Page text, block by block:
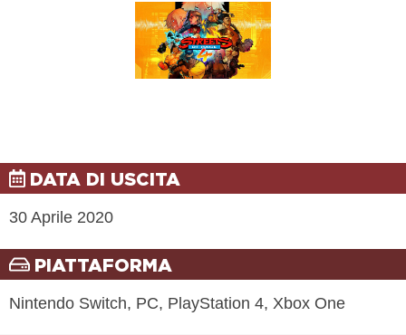
DATA DI USCITA
30 Aprile 2020
PIATTAFORMA
Nintendo Switch, PC, PlayStation 4, Xbox One